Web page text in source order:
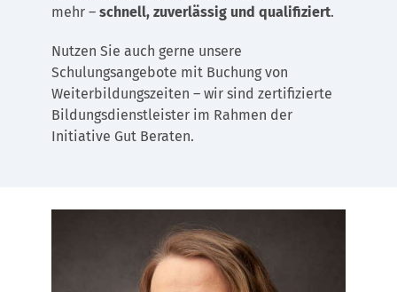
mehr –schnell, zuverlässig und qualifiziert.
Nutzen Sie auch gerne unsere
Schulungsangebote mit Buchung von
Weiterbildungszeiten – wir sind zertifizierte
Bildungsdienstleister im Rahmen der
Initiative Gut Beraten.